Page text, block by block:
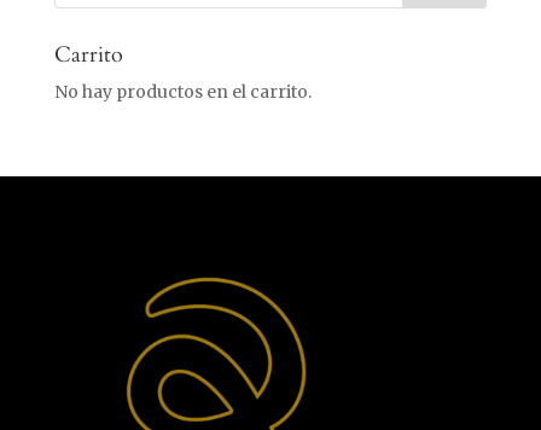
Carrito
No hay productos en el carrito.